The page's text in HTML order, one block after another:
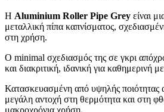
Η Aluminium Roller Pipe Grey είναι
μεταλλική πίπα καπνίσματος,
στη χρήση.
Ο minimal σχεδιασμός της σε γκρι
και διακριτική, ιδανική για καθημερινή
Κατασκευασμένη από υψηλής ποιότητας
μεγάλη αντοχή στη θερμότητα και στη
μακροχρόνια χρήση.